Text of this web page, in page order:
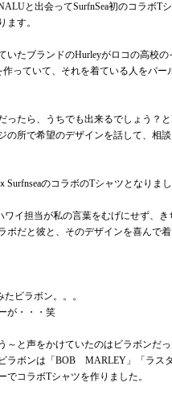
と出会ってSurfnSea初のコラボT
ます。
いたブランドのHurleyがロコの高校
っていて、それを着ている人をパー
ったら、うちでも出来るでしょう？
の所で希望のデザインを話して、相
SurfnseaのコラボのTシャツとなりまし
ワイ担当が私の言葉をむげにせず、
ボだと彼と、そのデザインを喜んで
ビラボン。。。
が・・・笑
～と声をかけていたのはビラボンだ
ラボンは「BOB MARLEY」「ラス
コラボTシャツを作りました。